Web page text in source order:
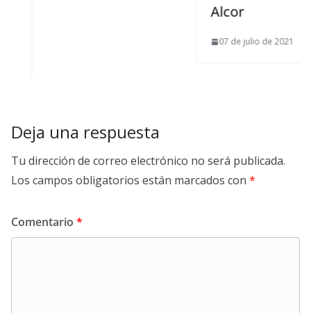
Alcor
07 de julio de 2021
Deja una respuesta
Tu dirección de correo electrónico no será publicada.
Los campos obligatorios están marcados con *
Comentario *